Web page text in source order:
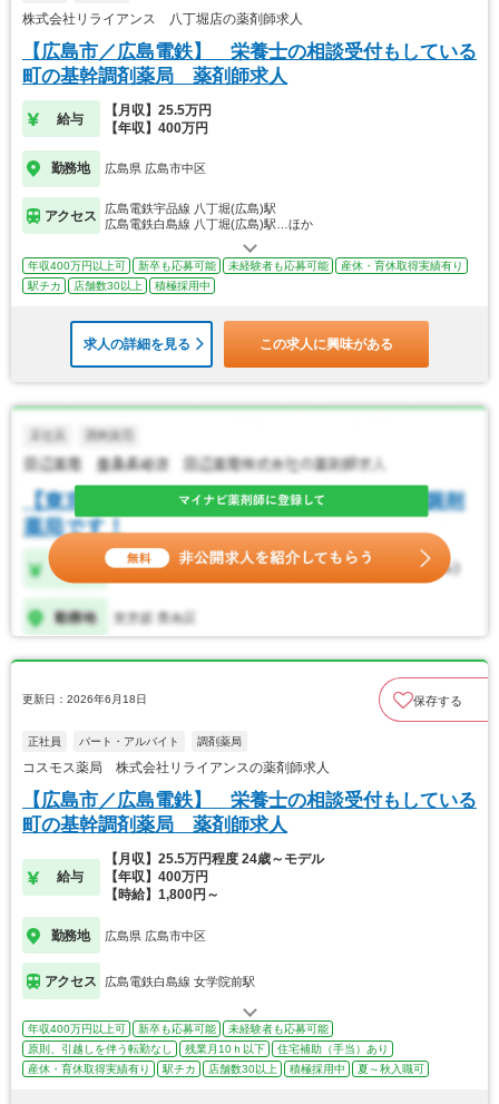
株式会社リライアンス 八丁堀店の薬剤師求人
【広島市／広島電鉄】 栄養士の相談受付もしている
町の基幹調剤薬局 薬剤師求人
給与
【月収】25.5万円
【年収】400万円
勤務地 広島県 広島市中区
アクセス
広島電鉄宇品線 八丁堀(広島)駅
広島電鉄白島線 八丁堀(広島)駅…ほか
年収400万円以上可 新卒も応募可能 未経験者も応募可能
産休・育休取得実績有り
駅チカ
店舗数30以上 積極採用中
求人の詳細を見る この求人に興味がある
更新日：2026年6月18日 保存する
正社員 パート・アルバイト 調剤薬局
コスモス薬局 株式会社リライアンスの薬剤師求人
【広島市／広島電鉄】 栄養士の相談受付もしている
町の基幹調剤薬局 薬剤師求人
給与
【月収】25.5万円程度 24歳～モデル
【年収】400万円
【時給】1,800円～
勤務地 広島県 広島市中区
アクセス 広島電鉄白島線 女学院前駅
年収400万円以上可 新卒も応募可能
未経験者も応募可能
原則、引越しを伴う転勤なし
残業月10ｈ以下
住宅補助（手当）あり
産休・育休取得実績有り
駅チカ 店舗数30以上 積極採用中 夏～秋入職可